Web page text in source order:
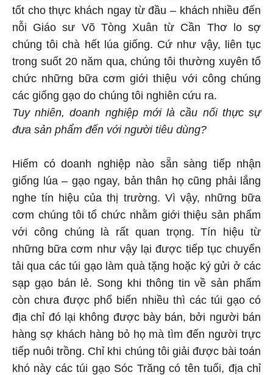
tốt cho thực khách ngay từ đầu – khách nhiều đến
nỗi Giáo sư Võ Tòng Xuân từ Cần Thơ lo sợ
chúng tôi chà hết lúa giống. Cứ như vậy, liên tục
trong suốt 20 năm qua, chúng tôi thường xuyên tổ
chức những bữa cơm giới thiệu với công chúng
các giống gạo do chúng tôi nghiên cứu ra.
Tuy nhiên, doanh nghiệp mới là cầu nối thực sự
đưa sản phẩm đến với người tiêu dùng?
Hiếm có doanh nghiệp nào sẵn sàng tiếp nhận
giống lúa – gạo ngay, bản thân họ cũng phải lắng
nghe tín hiệu của thị trường. Vì vậy, những bữa
cơm chúng tôi tổ chức nhằm giới thiệu sản phẩm
với công chúng là rất quan trọng. Tín hiệu từ
những bữa cơm như vậy lại được tiếp tục chuyển
tải qua các túi gạo làm quà tặng hoặc ký gửi ở các
sạp gạo bán lẻ. Song khi thông tin về sản phẩm
còn chưa được phổ biến nhiều thì các túi gạo có
địa chỉ đó lại không được bày bán, bởi người bán
hàng sợ khách hàng bỏ họ mà tìm đến người trực
tiếp nuôi trồng. Chỉ khi chúng tôi giải được bài toán
khó này các túi gạo Sóc Trăng có tên tuổi, địa chỉ